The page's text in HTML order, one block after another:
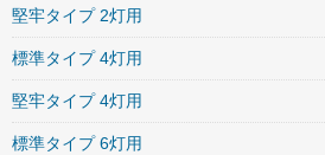
堅牢タイプ 2灯用
標準タイプ 4灯用
堅牢タイプ 4灯用
標準タイプ 6灯用